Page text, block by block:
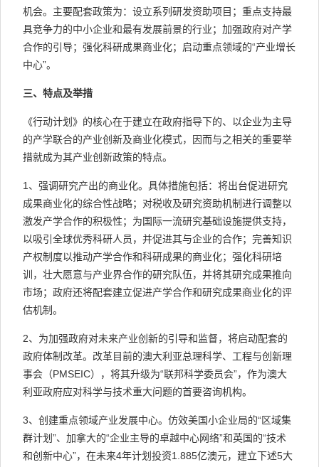
机会。主要配套政策为：设立系列研发资助项目；重点支持最
具竞争力的中小企业和最有发展前景的行业；加强政府对产学
合作的引导；强化科研成果商业化；启动重点领域的“产业增长
中心”。
三、特点及举措
《行动计划》的核心在于建立在政府指导下的、以企业为主导
的产学联合的产业创新及商业化模式，因而与之相关的重要举
措就成为其产业创新政策的特点。
1、强调研究产出的商业化。具体措施包括：将出台促进研究
成果商业化的综合性战略；对税收及研究资助机制进行调整以
激发产学合作的积极性；为国际一流研究基础设施提供支持，
以吸引全球优秀科研人员，并促进其与企业的合作；完善知识
产权制度以推动产学合作和科研成果的商业化；强化科研培
训，壮大愿意与产业界合作的研究队伍，并将其研究成果推向
市场；政府还将配套建立促进产学合作和研究成果商业化的评
估机制。
2、为加强政府对未来产业创新的引导和监督，将启动配套的
政府体制改革。改革目前的澳大利亚总理科学、工程与创新理
事会（PMSEIC），将其升级为“联邦科学委员会”，作为澳大
利亚政府应对科学与技术重大问题的首要咨询机构。
3、创建重点领域产业发展中心。仿效美国小企业局的“区域集
群计划”、加拿大的“企业主导的卓越中心网络”和英国的“技术
和创新中心”，在未来4年计划投资1.885亿澳元，建立下述5大